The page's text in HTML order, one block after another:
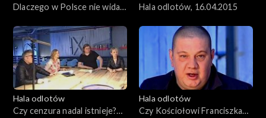
Dlaczego w Polsce nie widać
23.04.2015
Hala odlotów, 16.04.2015
Hala odlotów
Czy cenzura nadal istnieje?
Hala odlotów
Czy Kościołowi Franciszka